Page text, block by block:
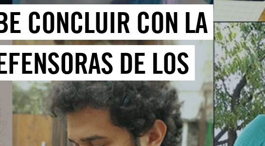
CONCLUIR CON LA
DE LOS